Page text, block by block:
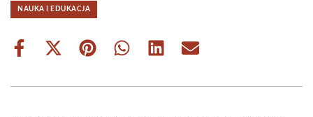
NAUKA I EDUKACJA
Share
Share
(Twitter)
Share Share Share Share